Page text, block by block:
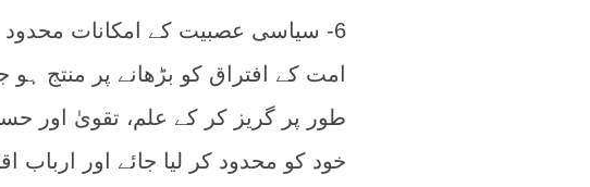
6- سیاسی عصبیت کے امکانات
امت کے افتراق کو بڑھانے پر منتج
طور پر گریز کر کے علم، تقویٰ اور
خود کو محدود کر لیا جائے اور